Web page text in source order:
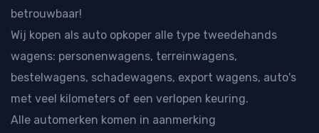
betrouwbaar!
Wij kopen als auto opkoper alle type tweedehands
wagens: personenwagens, terreinwagens,
bestelwagens, schadewagens, export wagens, auto's
met veel kilometers of een verlopen keuring.
Alle automerken komen in aanmerking